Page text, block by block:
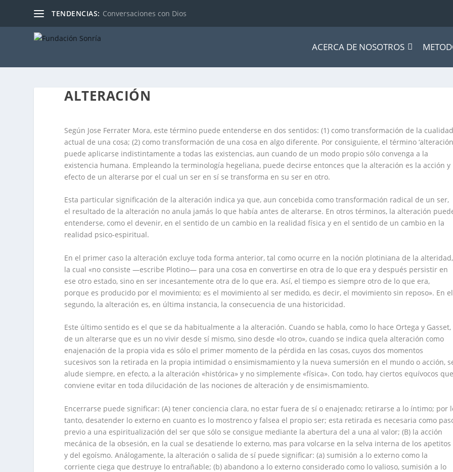
TENDENCIAS: Conversaciones con Dios
ACERCA DE NOSOTROS
ALTERACIÓN
Según Jose Ferrater Mora, este término puede entenderse en dos sentidos: (1) como transformación de la
actual de una cosa; (2) como transformación de una cosa en algo diferente. Por consiguiente, el término
puede aplicarse indistintamente a todas las existencias, aun cuando de un modo propio sólo convenga a la
existencia humana. Empleando la terminología hegeliana, puede decirse entonces que la alteración es la acción y
efecto de un alterarse por el cual un ser en sí se transforma en su ser en otro.
Esta particular significación de la alteración indica ya que, aun concebida como transformación radical de un ser,
el resultado de la alteración no anula jamás lo que había antes de alterarse. En otros términos, la alteración
entenderse, como el devenir, en el sentido de un cambio en la realidad física y en el sentido de un cambio en la
realidad psico-espiritual.
En el primer caso la alteración excluye toda forma anterior, tal como ocurre en la noción plotiniana de la alteridad,
la cual «no consiste —escribe Plotino— para una cosa en convertirse en otra de lo que era y después persistir en
ese otro estado, sino en ser incesantemente otra de lo que era. Así, el tiempo es siempre otro de lo que era,
porque es producido por el movimiento; es el movimiento al ser medido, es decir, el movimiento sin reposo». En el
segundo, la alteración es, en última instancia, la consecuencia de una historicidad.
Este último sentido es el que se da habitualmente a la alteración. Cuando se habla, como lo hace Ortega y Gasset,
de un alterarse que es un no vivir desde sí mismo, sino desde «lo otro», cuando se indica quela alteración como
enajenación de la propia vida es sólo el primer momento de la pérdida en las cosas, cuyos dos momentos
sucesivos son la retirada en la propia intimidad o ensimismamiento y la nueva sumersión en el mundo o acción,
alude siempre, en efecto, a la alteración «histórica» y no simplemente «física». Con todo, hay ciertos equívocos
conviene evitar en toda dilucidación de las nociones de alteración y de ensimismamiento.
Encerrarse puede significar: (A) tener conciencia clara, no estar fuera de sí o enajenado; retirarse a lo íntimo; por
tanto, desatender lo externo en cuanto es lo mostrenco y falsea el propio ser; esta retirada es necesaria como
previo a una espiritualización del ser que sólo se consigue mediante la abertura del a una al valor; (B) la acción
mecánica de la obsesión, en la cual se desatiende lo externo, mas para volcarse en la selva interna de los apetitos
y del egoísmo. Análogamente, la alteración o salida de sí puede significar: (a) sumisión a lo externo como la
corriente ciega que destruye lo entrañable; (b) abandono a lo externo considerado como lo valioso, sumisión a lo